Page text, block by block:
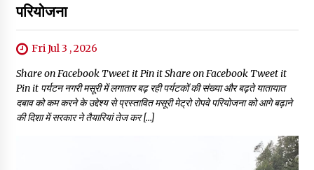
परियोजना
Fri Jul 3 , 2026
Share on Facebook Tweet it Pin it Share on Facebook Tweet it
Pin it पर्यटन नगरी मसूरी में लगातार बढ़ रही पर्यटकों की संख्या और बढ़ते यातायात
दबाव को कम करने के उद्देश्य से प्रस्तावित मसूरी मेट्रो रोपवे परियोजना को आगे बढ़ाने
की दिशा में सरकार ने तैयारियां तेज कर […]